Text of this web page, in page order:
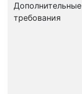
Дополнительные
требования